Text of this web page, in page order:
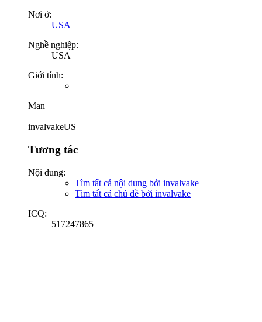
Nơi ở:
USA
Nghề nghiệp:
USA
Giới tính:
Man
invalvakeUS
Tương tác
Nội dung:
Tìm tất cả nội dung bởi invalvake
Tìm tất cả chủ đề bởi invalvake
ICQ:
517247865